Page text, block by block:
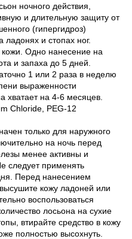
ночного действия,
и длительную защиту от
(гипергидроз)
ладонях и стопах ног.
Одно нанесение на
и запаха до 5 дней.
1 или 2 раза в неделю
выраженности
хватает на 4-6 месяцев.
Chloride, PEG-12
только для наружного
на ночь перед
менее активны и
следует применять
Перед нанесением
кожу ладоней или
воспользоваться
лосьона на сухие
втирайте средство в кожу
полностью высохнуть.